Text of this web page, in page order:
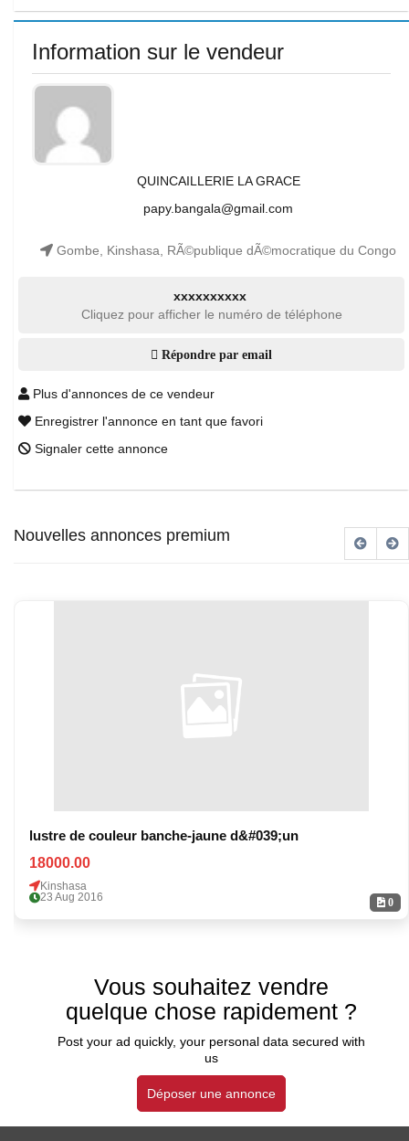
Information sur le vendeur
QUINCAILLERIE LA GRACE
papy.bangala@gmail.com
Gombe, Kinshasa, RÃ©publique dÃ©mocratique du Congo
xxxxxxxxxx
Cliquez pour afficher le numéro de téléphone
Répondre par email
Plus d'annonces de ce vendeur
Enregistrer l'annonce en tant que favori
Signaler cette annonce
Nouvelles annonces premium
0
lustre de couleur banche-jaune d&#039;un
18000.00
Kinshasa
23 Aug 2016
Vous souhaitez vendre
quelque chose rapidement ?
Post your ad quickly, your personal data secured with
us
Déposer une annonce